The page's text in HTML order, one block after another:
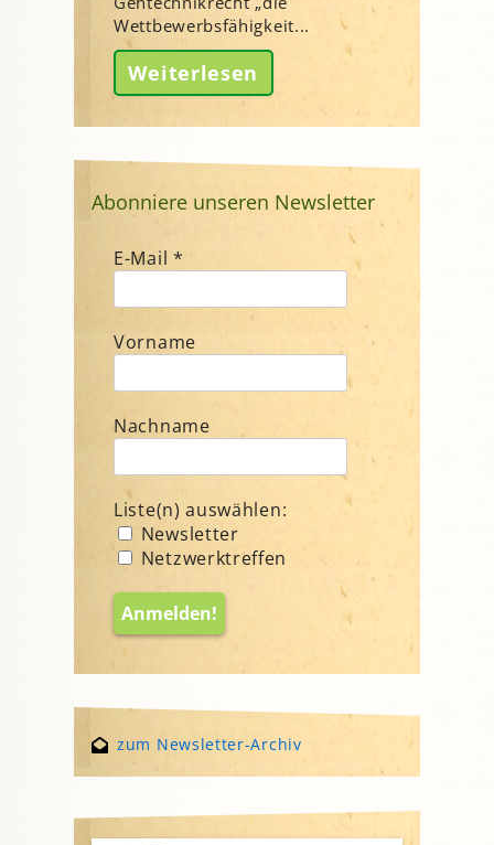
Wettbewerbsfähigkeit...
Weiterlesen
Abonniere unseren Newsletter
E-Mail *
Vorname
Nachname
Liste(n) auswählen:
Newsletter
Netzwerktreffen
zum Newsletter-Archiv